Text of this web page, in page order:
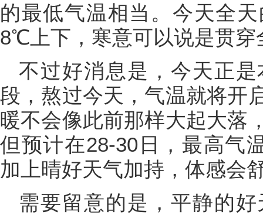
的最低气温相当。今天全
8℃上下，寒意可以说是贯穿
不过好消息是，今天正
段，熬过今天，气温就将开
暖不会像此前那样大起大落
但预计在28-30日，最高气
加上晴好天气加持，体感会
需要留意的是，平静的